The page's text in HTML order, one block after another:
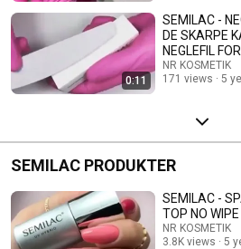
0:11
SEMILAC - NEGLE TIPS - POLÉR
DE SKARPE
NEGLEFIL
FILESKADER
NR KOSMETIK
171 views
5
SEMILAC PRODUKTER
SEMILAC - SPARKEL DIAMOND
TOP NO WIPE
NR KOSMETIK
3.8K views
5